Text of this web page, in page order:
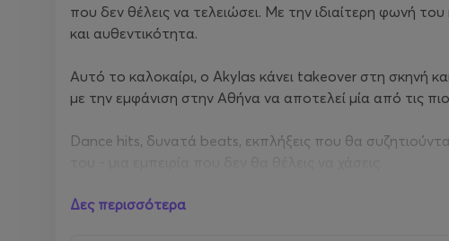
που δεν θέλεις να τελειώσει. Με την ιδιαίτερη φωνή
και αυθεντικότητα.
Αυτό το καλοκαίρι, ο Akylas κάνει takeover στη σκηνή
με την εμφάνιση στην Αθήνα να αποτελεί μία από τις
Dance hits, δυνατά beats, εκπλήξεις που θα
Η ΔΕΗ δίνει ενέργεια στο AKYLAS PRESS START
Δες περισσότερα